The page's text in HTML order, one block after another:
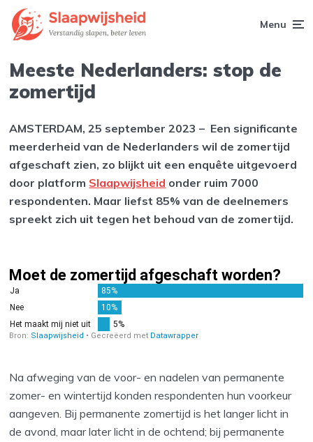
Menu
Meeste Nederlanders: stop de
zomertijd
AMSTERDAM, 25 september 2023 – Een significante
meerderheid van de Nederlanders wil de zomertijd
afgeschaft zien, zo blijkt uit een enquête uitgevoerd
door platform Slaapwijsheid onder ruim 7000
respondenten. Maar liefst 85% van de deelnemers
spreekt zich uit tegen het behoud van de zomertijd.
Na afweging van de voor- en nadelen van permanente
zomer- en wintertijd konden respondenten hun voorkeur
aangeven. Bij permanente zomertijd is het langer licht in
de avond, maar later licht in de ochtend; bij permanente